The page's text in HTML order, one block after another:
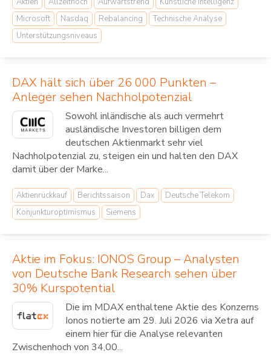
Microsoft
Nasdaq Rebalancing
Technische Analyse
Unterstützungsniveaus
DAX hält sich über 26 000 Punkten –
Anleger sehen Nachholpotenzial
Sowohl inländische als auch vermehrt
ausländische Investoren billigen dem
deutschen Aktienmarkt sehr viel
Nachholpotenzial zu, steigen ein und halten den DAX
damit über der Marke...
Aktienrückkauf Berichtssaison Dax
Deutsche Telekom
Konjunkturoptimismus
Siemens
Aktie im Fokus: IONOS Group – Analysten
von Deutsche Bank Research sehen über
30% Kurspotential
Die im MDAX enthaltene Aktie des Konzerns
Ionos notierte am 29. Juli 2026 via Xetra auf
einem hier für die Analyse relevanten
Zwischenhoch von 34,00...